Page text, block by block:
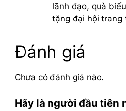
lãnh đạo, quà
tặng đại hội trang
Đánh giá
Chưa có đánh giá nào.
Hãy là người đầu tiên